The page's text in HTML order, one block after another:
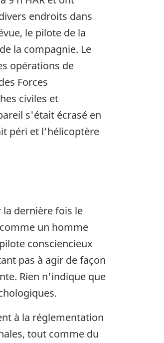
endroits dans
le pilote de la
la compagnie. Le
opérations de
Forces
civiles et
s'était écrasé en
péri et l'hélicoptère
la dernière fois le
un homme
consciencieux
pas à agir de façon
Rien n'indique que
à la réglementation
tout comme du